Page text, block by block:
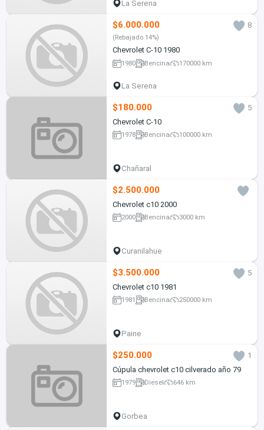
La Serena
$6.000.000 8
(Rebajado 14%)
Chevrolet C-10 1980
1980 Bencina 170000 km
La Serena
$180.000
5
Chevrolet C-10
1978 Bencina 100000 km
Chañaral
$2.500.000
Chevrolet c10 2000
2000 Bencina 3000 km
Curanilahue
$3.500.000
5
Chevrolet c10 1981
1981 Bencina 250000 km
Paine
$250.000
1
Cúpula chevrolet c10 cilverado año 79
1979 Diesel 646 km
Gorbea